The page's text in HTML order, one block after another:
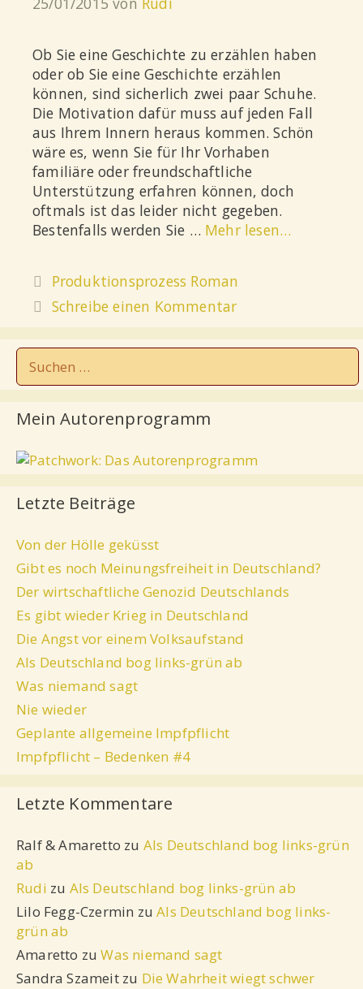
Ob Sie eine Geschichte zu erzählen haben
oder ob Sie eine Geschichte erzählen
können, sind sicherlich zwei paar Schuhe.
Die Motivation dafür muss auf jeden Fall
aus Ihrem Innern heraus kommen. Schön
wäre es, wenn Sie für Ihr Vorhaben
familiäre oder freundschaftliche
Unterstützung erfahren können, doch
oftmals ist das leider nicht gegeben.
Bestenfalls werden Sie … Mehr lesen…
Produktionsprozess Roman
Schreibe einen Kommentar
Mein Autorenprogramm
Letzte Beiträge
Von der Hölle geküsst
Gibt es noch Meinungsfreiheit in Deutschland?
Der wirtschaftliche Genozid Deutschlands
Es gibt wieder Krieg in Deutschland
Die Angst vor einem Volksaufstand
Als Deutschland bog links-grün ab
Was niemand sagt
Nie wieder
Geplante allgemeine Impfpflicht
Impfpflicht – Bedenken #4
Letzte Kommentare
Ralf & Amaretto zu Als Deutschland bog links-grün
ab
Rudi zu Als Deutschland bog links-grün ab
Lilo Fegg-Czermin zuAls Deutschland bog links-
grün ab
Amaretto zuWas niemand sagt
Sandra Szameitzu Die Wahrheit wiegt schwer